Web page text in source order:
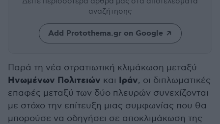
αναζήτησης
Add Protothema.gr on Google
Παρά τη νέα στρατιωτική κλιμάκωση μεταξύ
Ηνωμένων Πολιτειών και Ιράν, οι διπλωματικές
επαφές μεταξύ των δύο πλευρών συνεχίζονται
με στόχο την επίτευξη μιας συμφωνίας που θα
μπορούσε να οδηγήσει σε αποκλιμάκωση της